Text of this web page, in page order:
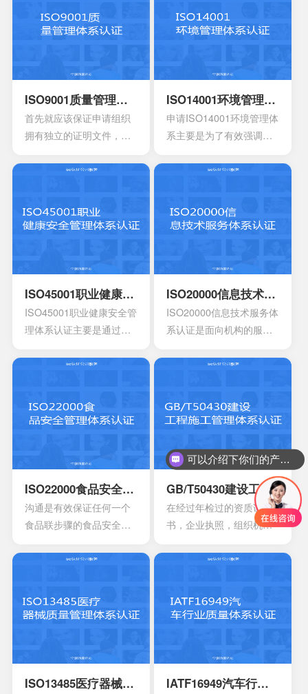
ISO9001质量管理体系认证
首先就应该保证申请组织
拥有独立的证明文件，其
者是已经年检的营业执
工艺的流程图以及工作原
告，用途信息，产量信
息，还有技术信息等等。
产品标准清单，还有产品
标准清单的法律法规。
ISO14001环境管理体系认证
申请ISO14001环境管理体
系主要是为了有效强调持
建明确的职责，运作规范
到环境指标，有效实现环
涉及到的要素包含计划，
活动组织，机构，程序以
及职责等等，会分成4个部
分以及十七大要素。
ISO45001职业健康安全管理体系认证
ISO45001职业健康安全管
理体系认证主要是通过专
法规的鉴定，能够有效寻
作环境里面的危险源。针
对一些不容许出现的风险
的计划，定期检查评估职
业安全的计划或者是规
定。另外还需要有效创建
包含一系列因素的管理体
沟通应急准备组织结构以
全。
ISO20000信息技术服务体系认证
ISO20000信息技术服务体
系认证是面向机构的服务
为了有效提供建立实施监
系模型。这是当前在金融
机构，高科技产业，还有
个重要机制。这也让所有
的it管理者会拥有着参考的
框架，能够达到管理it服务
的效果，可以通过认证的
方式来表达。其实这一次
样的方面来有效介绍准备
程中所不可以缺少的，但
是因为组织的架构和管理
能也会存在一定的差异
ISO22000食品安全管理体系认证
沟通是有效保证任何一个
食品联步骤的食品安全危
认。其中会包含食品中上
全体系，是有效建立架构
还能够有效达到危害控制
的作用，在目前的食品行
GB/T50430建设工程施工管理体系认证
在经过年检过的资质证
书，企业执照，组织机构
非常的重要，因为会形成
阶段就能够自行的完成，
其中也会包含三大体系的
手册，其中会包含各种操
ISO13485医疗器械质量管理体系认证 IATF16949汽车行业质量体系认证
可以介绍下你们的产品么？